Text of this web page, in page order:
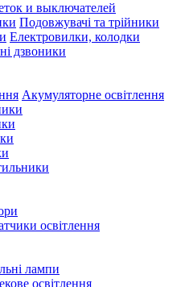
и выключателей
Подовжувачі та трійники
Електровилки, колодки
дзвоники
Акумуляторне освітлення
освітлення
лампи
освітлення